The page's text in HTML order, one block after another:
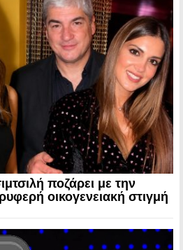
ποζάρει με την
οικογενειακή στιγμή